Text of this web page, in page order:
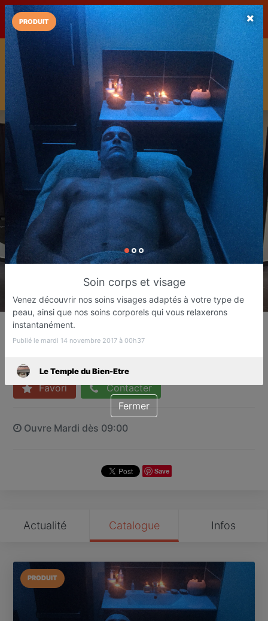
LaCarte LaCarte sur
Play Store
Installez l'App LaCarte
Téléchargez gratuitement l'app LaCarte pour suivre vos
commerces favoris et ne rien rater !
Télécharger Plus tard
Institut de beauté
Favori Contacter
Ouvre Mardi dès 09:00
Save
Actualité Catalogue Infos
PRODUIT
PRODUIT
Soin corps et visage
Venez découvrir nos soins visages adaptés à votre type de
peau, ainsi que nos soins corporels qui vous relaxerons
instantanément.
Publié le mardi 14 novembre 2017 à 00h37
Le Temple du Bien-Etre
Fermer